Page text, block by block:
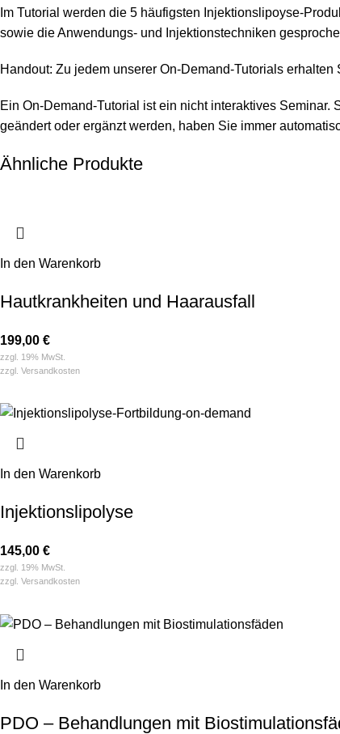
Im Tutorial werden die 5 häufigsten Injektionslipoyse-
sowie die Anwendungs- und Injektionstechniken
Handout: Zu jedem unserer On-Demand-Tutorials
Ein On-Demand-Tutorial ist ein nicht interaktives
geändert oder ergänzt werden, haben Sie immer
Ähnliche Produkte
In den Warenkorb
Hautkrankheiten und Haarausfall
199,00 €
zzgl. 19% MwSt.
zzgl. Versandkosten
In den Warenkorb
Injektions­­lipolyse
145,00 €
zzgl. 19% MwSt.
zzgl. Versandkosten
In den Warenkorb
PDO – Behandlungen mit